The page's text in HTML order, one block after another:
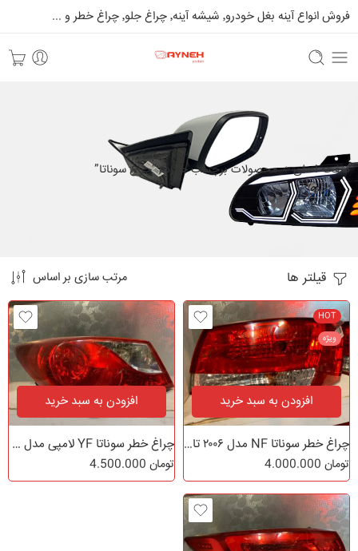
فروش انواع آینه بغل خودرو٬ شیشه آینه٬ چراغ جلو٬ چراغ خطر و ...
صفحه اصلی محصولات برچسب خورده “چراغ سوناتا”
قیلتر ها مرتب سازی بر اساس
HOT
ویژه
افزودن به سبد خرید
چراغ خطر سوناتا NF مدل ۲۰۰۶ تا ۲۰۱۰
تومان
افزودن به سبد خرید
چراغ خطر سوناتا YF لامپی مدل ۲۰۱۱ تا ۲۰۱۳
تومان